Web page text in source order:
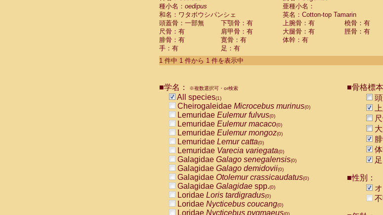
Cebidae
CebidaeSaguinus nigricollis (0)
Cebidae Saguinus oedipus
Cebidae Saguinus weddelli
Cebidae Saguinusspp.
Cebidae Aotus trivirgatus
Cebidae Cebus albifrons
CebidaeCebus nigrivittatus
CebidaeCebus
CebidaeSaimiri boliviensis(0)
CebidaeSaimiri sciureus(0)
AtelidaeAlouatta caraya(0)
AtelidaeAlouatta fusca(0)
AtelidaeAlouatta seniculus
AtelidaeAlouattaspp.(0)
AtelidaeAteles belzebuth(0)
AtelidaeAteles geoffroyi(0)
AtelidaeAteles paniscus(0)
AtelidaeAtelesspp.(0)
Atelidae Lagothrix lagothricha
AtelidaeLagothrix lagothricha cana
PitheciidaeCacajao calvus rubicundus
種小名： oedipus
亜種小名：
和名：ワタボウシパンシェ
英名：Cotton-top Tamarin
頭蓋骨：一部無
下顎骨：有 上腕骨：有
橈骨：有
尺骨：有
肩甲骨：有 大腿骨：有
脛骨：有
腓骨：有
寛骨：有
体幹：有
手：有
足：有
1 件中 1 件から 1 件を表示中
■学名： ※複数選択可・or検索
All species(1)
Cheirogaleidae Microcebus murinus(0)
Lemuridae Eulemur fulvus(0)
Lemuridae Eulemur macaco(0)
Lemuridae Eulemur mongoz(0)
Lemuridae Lemur catta(0)
Lemuridae Varecia variegata(0)
Galagidae Galago senegalensis(0)
Galagidae Galago demidovii(0)
Galagidae Otolemur crassicaudatus(0)
Galagidae Galagidae spp.(0)
Loridae Loris tardigradus(0)
Loridae Nycticebus coucang(0)
Loridae Nycticebus pygmaeus(0)
■骨格標本
足
■性別：